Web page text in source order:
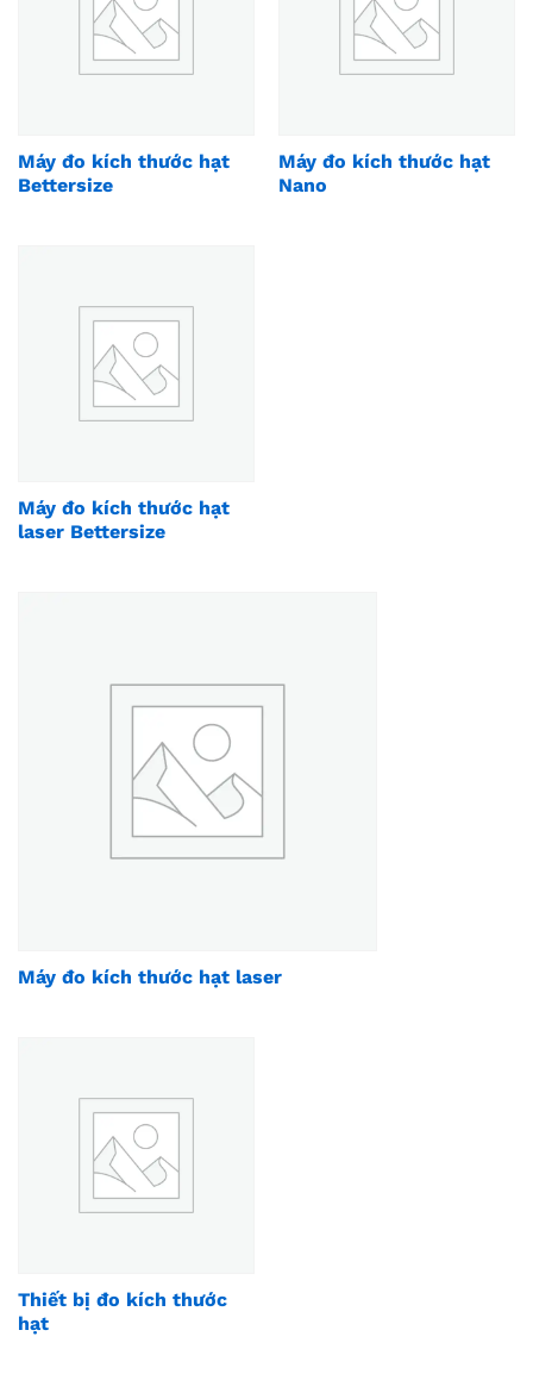
Máy đo kích thước hạt
Bettersize
Máy đo kích thước hạt
Nano
Máy đo kích thước hạt
laser Bettersize
Máy đo kích thước hạt laser
Thiết bị đo kích thước
hạt